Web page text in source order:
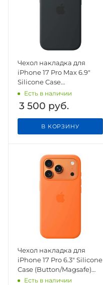
Чехол накладка для
iPhone 17 Pro Max 6.9"
Silicone Case
(Button/Magsafe) Black
Есть в наличии
3 500 руб.
В КОРЗИНУ
Чехол накладка для
iPhone 17 Pro 6.3" Silicone
Case (Button/Magsafe)
Orange
Есть в наличии